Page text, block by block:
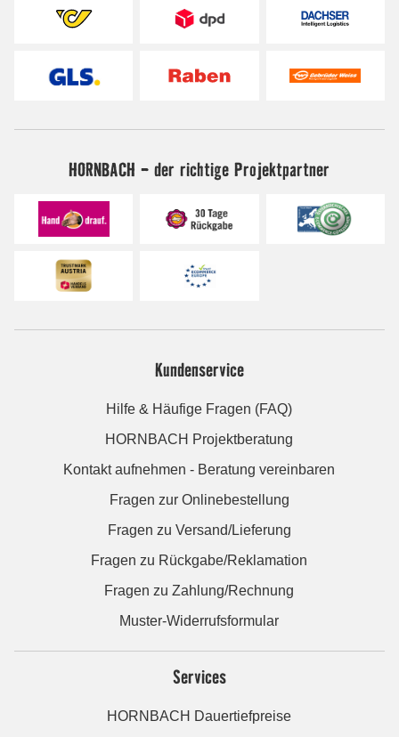
HORNBACH - der richtige Projektpartner
Kundenservice
Hilfe & Häufige Fragen (FAQ)
HORNBACH Projektberatung
Kontakt aufnehmen - Beratung vereinbaren
Fragen zur Onlinebestellung
Fragen zu Versand/Lieferung
Fragen zu Rückgabe/Reklamation
Fragen zu Zahlung/Rechnung
Muster-Widerrufsformular
Services
HORNBACH Dauertiefpreise